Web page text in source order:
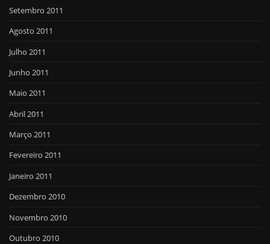
Setembro 2011
Agosto 2011
Julho 2011
Junho 2011
Maio 2011
Abril 2011
Março 2011
Fevereiro 2011
Janeiro 2011
Dezembro 2010
Novembro 2010
Outubro 2010